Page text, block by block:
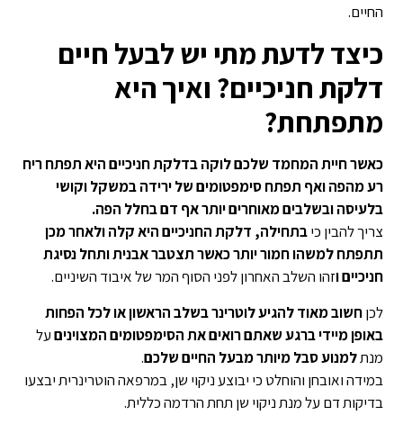
החיים.
כיצד לדעת מתי יש לבעל חיים
דלקת חניכיים? ואיך היא
מתפתחת?
כאשר חיית המחמד שלכם לוקה בדלקת חניכיים היא תפתח ריח
רע מהפה ואף תפתח סימפטומים של ירידה במשקל וקושי
בלעיסה ובשלבים מאוחרים יותר אף דם בחלל הפה.
צריך להבין כיבתחילה, דלקת החניכיים היא קלה ולאחר מכן
תתפתח למשהו חמור יותר כאשר תצטבר אבנית ותחל נסיגת
חניכיים וזהו השלב האחרון לפני הסוף המר של איבוד השיניים.
לכןחשוב מאוד להגיע לוטרינר בשלב הראשון או לכל הפחות
באופן מיידי ברגע שאתם רואים את הסימפטומים המצויניםעל
מנתלמנוע סבל מיותר מבעל החיים שלכם.
במידה ואובחן והוחלט כי יבוצע ניקוי שן, במרפאה הוטרינרית יבצעו
בדיקות דם על מנת ניקוי שן תחת הרדמה כללית.